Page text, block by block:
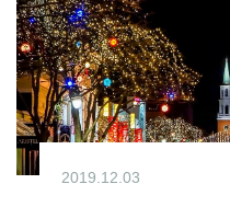
2019.12.03